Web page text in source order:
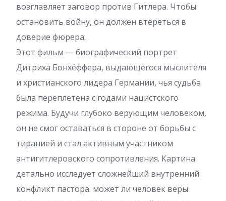
возглавляет заговор против Гитлера. Чтобы
остановить войну, он должен втереться в
доверие фюрера.
Этот фильм — биографический портрет
Дитриха Бонхёффера, выдающегося мыслителя
и христианского лидера Германии, чья судьба
была переплетена с годами нацистского
режима. Будучи глубоко верующим человеком,
он не смог оставаться в стороне от борьбы с
тиранией и стал активным участником
антигитлеровского сопротивления. Картина
детально исследует сложнейший внутренний
конфликт пастора: может ли человек веры